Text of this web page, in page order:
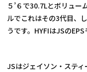
５’６で30.7Lとボリュ
ルでこれはその3代目、
うです。HYFIはJSの
JSはジェイソン・ステ